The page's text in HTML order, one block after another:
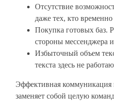
Отсутствие
даже тех, кто
Покупка готовых баз.
стороны мессенджера
Избыточный объем
текста здесь не
Эффективная коммуникация
заменяет собой целую